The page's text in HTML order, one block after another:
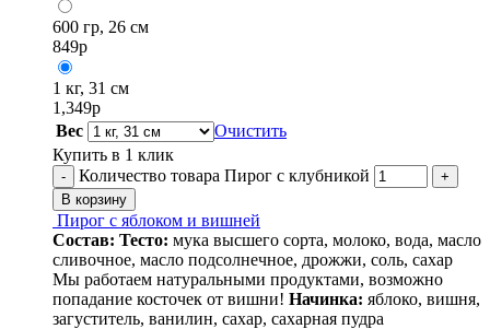
600 гр, 26 см
849р
1 кг, 31 см
1,349р
Вес
Очистить
Купить в 1 клик
- Количество товара Пирог с клубникой
+
В корзину
Пирог с яблоком и вишней
Состав: Тесто: мука высшего сорта, молоко, вода, масло
сливочное, масло подсолнечное, дрожжи, соль, сахар
Мы работаем натуральными продуктами, возможно
попадание косточек от вишни! Начинка: яблоко, вишня,
загуститель, ванилин, сахар, сахарная пудра